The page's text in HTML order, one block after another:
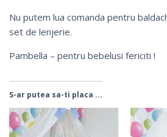
Nu putem lua comanda pentru
set de lenjerie.
Pambella – pentru bebelusi fericiti !
S-ar putea sa-ti placa ...